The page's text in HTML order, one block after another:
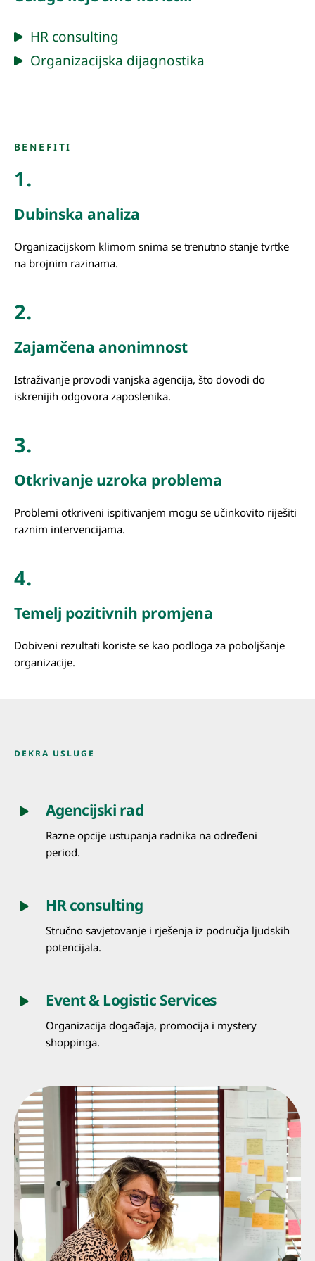
HR consulting
Organizacijska dijagnostika
BENEFITI
1.
Dubinska analiza
Organizacijskom klimom snima se trenutno stanje tvrtke
na brojnim razinama.
2.
Zajamčena anonimnost
Istraživanje provodi vanjska agencija, što dovodi do
iskrenijih odgovora zaposlenika.
3.
Otkrivanje uzroka problema
Problemi otkriveni ispitivanjem mogu se učinkovito riješiti
raznim intervencijama.
4.
Temelj pozitivnih promjena
Dobiveni rezultati koriste se kao podloga za poboljšanje
organizacije.
DEKRA USLUGE
Agencijski rad
Razne opcije ustupanja radnika na određeni
period.
HR consulting
Stručno savjetovanje i rješenja iz područja ljudskih
potencijala.
Event & Logistic Services
Organizacija događaja, promocija i mystery
shoppinga.